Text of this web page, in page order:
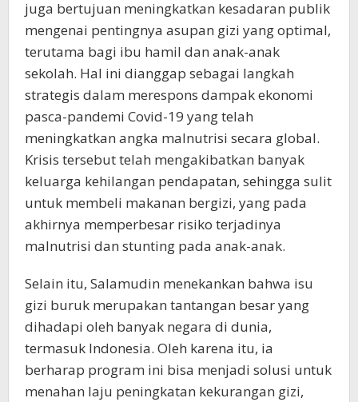
juga bertujuan meningkatkan kesadaran publik
mengenai pentingnya asupan gizi yang optimal,
terutama bagi ibu hamil dan anak-anak
sekolah. Hal ini dianggap sebagai langkah
strategis dalam merespons dampak ekonomi
pasca-pandemi Covid-19 yang telah
meningkatkan angka malnutrisi secara global.
Krisis tersebut telah mengakibatkan banyak
keluarga kehilangan pendapatan, sehingga sulit
untuk membeli makanan bergizi, yang pada
akhirnya memperbesar risiko terjadinya
malnutrisi dan stunting pada anak-anak.
Selain itu, Salamudin menekankan bahwa isu
gizi buruk merupakan tantangan besar yang
dihadapi oleh banyak negara di dunia,
termasuk Indonesia. Oleh karena itu, ia
berharap program ini bisa menjadi solusi untuk
menahan laju peningkatan kekurangan gizi,